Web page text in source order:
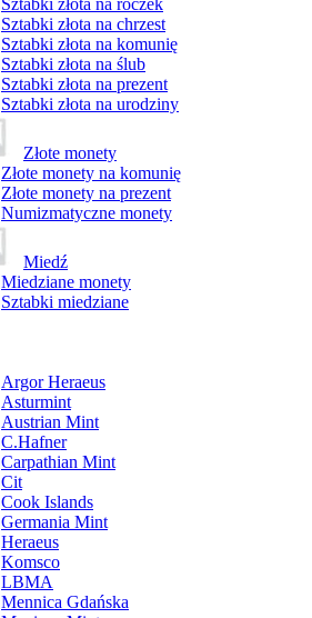
Sztabki złota na roczek
Sztabki złota na chrzest
Sztabki złota na komunię
Sztabki złota na ślub
Sztabki złota na prezent
Sztabki złota na urodziny
Złote monety
Złote monety na komunię
Złote monety na prezent
Numizmatyczne monety
Miedź
Miedziane monety
Sztabki miedziane
Argor Heraeus
Asturmint
Austrian Mint
C.Hafner
Carpathian Mint
Cit
Cook Islands
Germania Mint
Heraeus
Komsco
LBMA
Mennica Gdańska